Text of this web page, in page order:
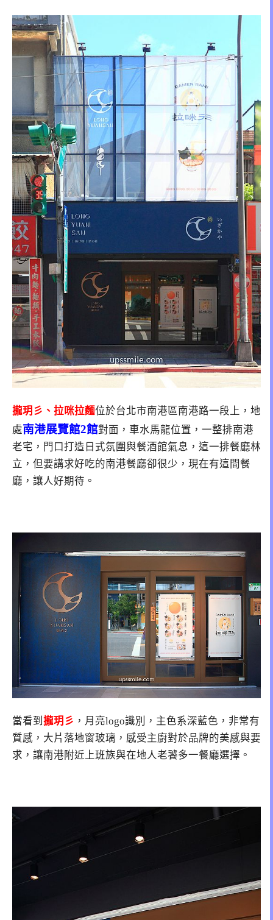
攏玥彡、拉咪拉麵位於台北市南港區南港路一段上，地
處南港展覽館2館對面，車水馬龍位置，一整排南港
老宅，門口打造日式氛圍與餐酒館氣息，這一排餐廳林
立，但要講求好吃的南港餐廳卻很少，現在有這間餐
廳，讓人好期待。
當看到 攏玥彡 ，月亮logo識別，主色系深藍色，非常有
質感，大片落地窗玻璃，感受主廚對於品牌的美感與要
求，讓南港附近上班族與在地人老饕多一餐廳選擇。